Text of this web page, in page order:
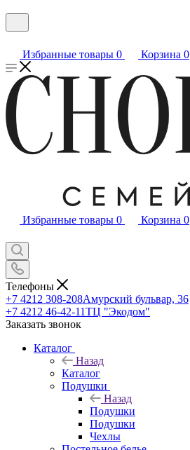
Избранные товары 0 Корзина 0
Избранные товары 0 Корзина 0
Телефоны
+7 4212 308-208Амурский бульвар, 36
+7 4212 46-42-11ТЦ "Экодом"
Заказать звонок
Каталог
Назад
Каталог
Подушки
Назад
Подушки
Подушки
Чехлы